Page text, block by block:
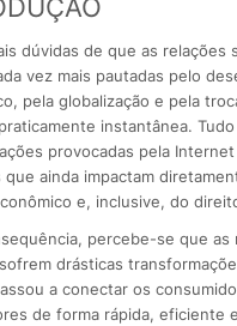
dúvidas de que as relações
vez mais pautadas pelo
pela globalização e pela
instantânea.
provocadas pela
que ainda impactam
e, inclusive, do
percebe-se que as
drásticas
a conectar os
de forma rápida, eficiente